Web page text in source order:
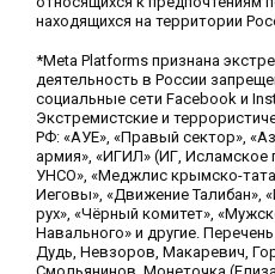
находящихся на территории
*Meta Platforms признана
деятельность в России
социальные сети Facebook и
Экстремистские и
РФ: «АУЕ», «Правый сектор»,
армия», «ИГИЛ» (ИГ, Исламское
УНСО», «Меджлис крымско-
Иеговы», «Движение Талибан»,
рух», «Чёрный комитет»,
Навального» и другие.
Дудь, Невзоров, Макаревич,